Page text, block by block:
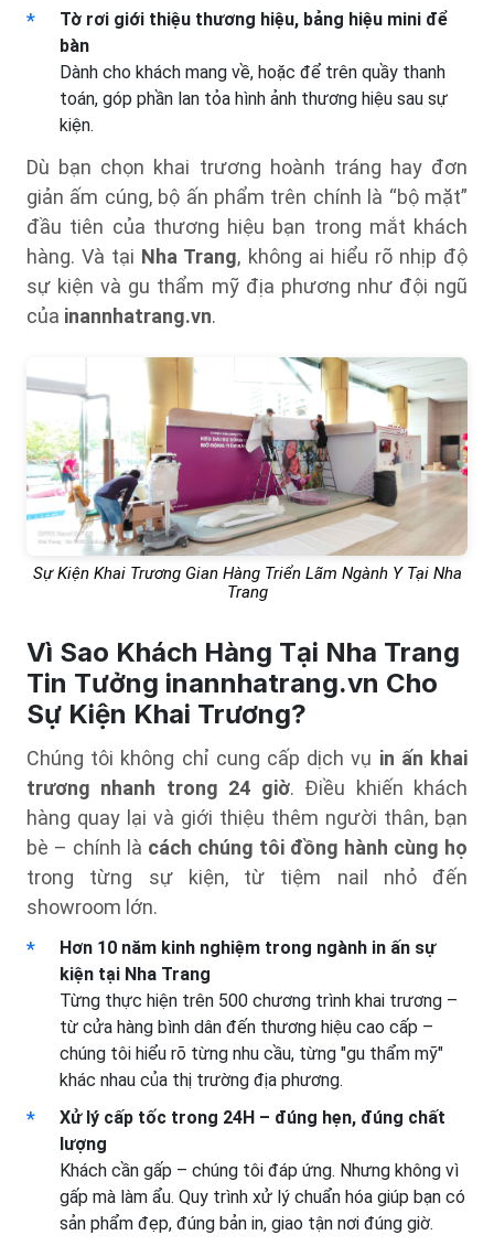
Tờ rơi giới thiệu thương hiệu, bảng hiệu mini để
bàn
Dành cho khách mang về, hoặc để trên quầy thanh
toán, góp phần lan tỏa hình ảnh thương hiệu sau sự
kiện.
Dù bạn chọn khai trương hoành tráng hay đơn
giản ấm cúng, bộ ấn phẩm trên chính là “bộ mặt”
đầu tiên của thương hiệu bạn trong mắt khách
hàng. Và tại Nha Trang, không ai hiểu rõ nhịp độ
sự kiện và gu thẩm mỹ địa phương như đội ngũ
của inannhatrang.vn.
Sự Kiện Khai Trương Gian Hàng Triển Lãm Ngành Y Tại Nha
Trang
Vì Sao Khách Hàng Tại Nha Trang
Tin Tưởng inannhatrang.vn Cho
Sự Kiện Khai Trương?
Chúng tôi không chỉ cung cấp dịch vụ in ấn khai
trương nhanh trong 24 giờ. Điều khiến khách
hàng quay lại và giới thiệu thêm người thân, bạn
bè – chính là cách chúng tôi đồng hành cùng họ
trong từng sự kiện, từ tiệm nail nhỏ đến
showroom lớn.
Hơn 10 năm kinh nghiệm trong ngành in ấn sự
kiện tại Nha Trang
Từng thực hiện trên 500 chương trình khai trương –
từ cửa hàng bình dân đến thương hiệu cao cấp –
chúng tôi hiểu rõ từng nhu cầu, từng "gu thẩm mỹ"
khác nhau của thị trường địa phương.
Xử lý cấp tốc trong 24H – đúng hẹn, đúng chất
lượng
Khách cần gấp – chúng tôi đáp ứng. Nhưng không vì
gấp mà làm ẩu. Quy trình xử lý chuẩn hóa giúp bạn có
sản phẩm đẹp, đúng bản in, giao tận nơi đúng giờ.